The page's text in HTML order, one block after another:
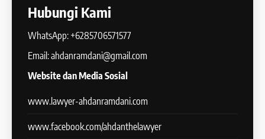
Hubungi Kami
WhatsApp: +6285706571577
Email: ahdanramdani@gmail.com
Website dan Media Sosial
www.lawyer-ahdanramdani.com
www.facebook.com/ahdanthelawyer